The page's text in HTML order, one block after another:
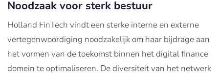
Noodzaak voor sterk bestuur
Holland FinTech vindt een sterke interne en externe
vertegenwoordiging noodzakelijk om haar bijdrage aan
het vormen van de toekomst binnen het digital finance
domein te optimaliseren. De diversiteit van het netwerk